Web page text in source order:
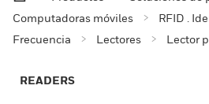
Computadoras móviles
RFID .
Frecuencia
Lectores Lector
READERS